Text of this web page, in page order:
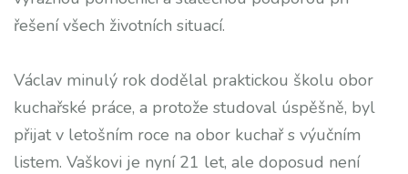
řešení všech životních situací.
Václav minulý rok dodělal praktickou školu obor
kuchařské práce, a protože studoval úspěšně, byl
přijat v letošním roce na obor kuchař s výučním
listem. Vaškovi je nyní 21 let, ale doposud není